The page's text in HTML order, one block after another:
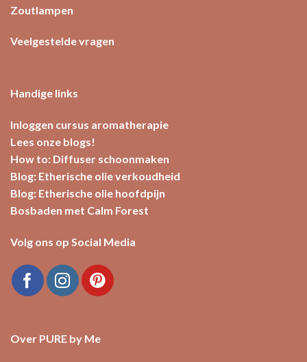
Zoutlampen
Veelgestelde vragen
Handige links
Inloggen cursus aromatherapie
Lees onze blogs!
How to: Diffuser schoonmaken
Blog: Etherische olie verkoudheid
Blog: Etherische olie hoofdpijn
Bosbaden met Calm Forest
Volg ons op Social Media
Over PURE by Me